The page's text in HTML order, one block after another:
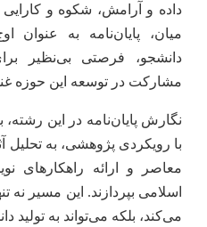
داده و آرامش، شکوه و کارایی
میان، پایان‌نامه به عنوان
دانشجو، فرصتی بی‌نظیر
مشارکت در توسعه این حوزه
نگارش پایان‌نامه در این
با رویکردی پژوهشی، به
معاصر و ارائه راهکارهای
اسلامی بپردازند. این مسیر
می‌کند، بلکه می‌تواند به تولید